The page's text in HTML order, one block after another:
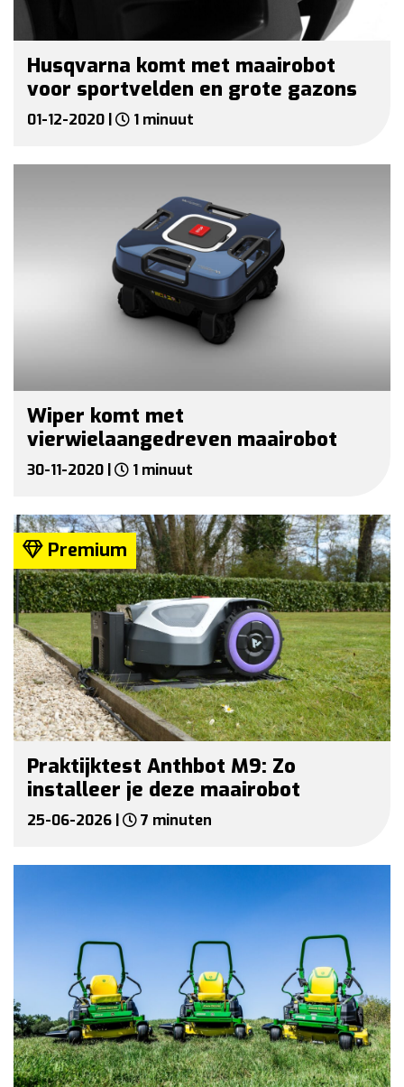
Husqvarna komt met maairobot
voor sportvelden en grote gazons
01-12-2020 | 1 minuut
Wiper komt met
vierwielaangedreven maairobot
30-11-2020 | 1 minuut
Premium
Praktijktest Anthbot M9: Zo
installeer je deze maairobot
25-06-2026 | 7 minuten